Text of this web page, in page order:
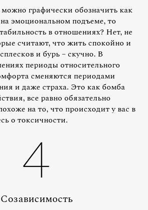
графически обозначить как
эмоциональном подъеме, то
в отношениях? Нет, не
считают, что жить спокойно и
и бурь – скучно. В
периоды относительного
сменяются периодами
и даже страха. Это как бомба
все равно обязательно
на то, что происходит у вас в
о токсичности.
4
Созависимость